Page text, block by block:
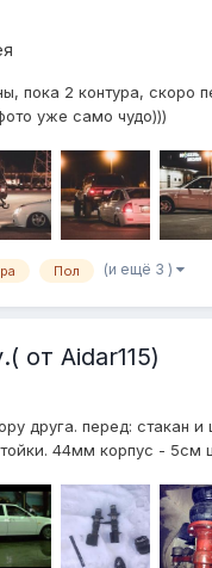
2 контура, скоро
уже само чудо)))
Пол (и ещё 3 )
от Aidar115)
друга. перед:
44мм корпус - 5см